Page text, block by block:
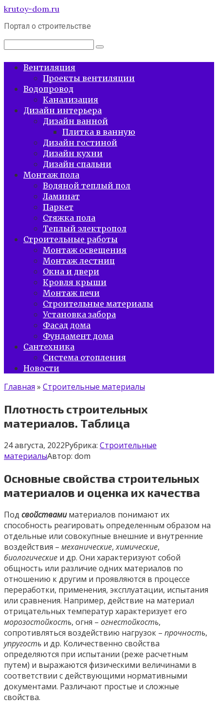
Перейти
контенту
krutoy-dom.ru
Портал о строительстве
Поиск:
Вентиляция
Проекты вентиляции
Водопровод
Канализация
Дизайн интерьера
Дизайн ванной
Плитка в ванную
Дизайн гостиной
Дизайн кухни
Дизайн спальни
Монтаж пола
Водяной теплый пол
Ламинат
Паркет
Стяжка пола
Теплый электропол
Строительные работы
Монтаж освещения
Монтаж лестниц
Окна и двери
Кровля крыши
Монтаж печи
Строительные материалы
Установка забора
Фасад дома
Фундамент дома
Сантехника
Система отопления
Новости
Главная » Строительные материалы
Плотность строительных
материалов. Таблица
24 августа, 2022Рубрика: Строительные
материалыАвтор: dom
Основные свойства строительных
материалов и оценка их качества
Под свойствами материалов понимают их
способность реагировать определенным образом на
отдельные или совокупные внешние и внутренние
воздействия – механические,химические,
биологические и др. Они характеризуют собой
общность или различие одних материалов по
отношению к другим и проявляются в процессе
переработки, применения, эксплуатации, испытания
или сравнения. Например, действие на материал
отрицательных температур характеризует его
морозостойкость, огня – огнестойкость,
сопротивляться воздействию нагрузок – прочность,
упругость и др. Количественно свойства
определяются при испытании (реже расчетным
путем) и выражаются физическими величинами в
соответствии с действующими нормативными
документами. Различают простые и сложные
свойства.